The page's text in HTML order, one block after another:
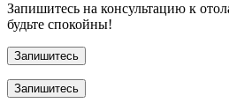
Запишитесь на консультацию к
будьте спокойны!
Запишитесь
Запишитесь